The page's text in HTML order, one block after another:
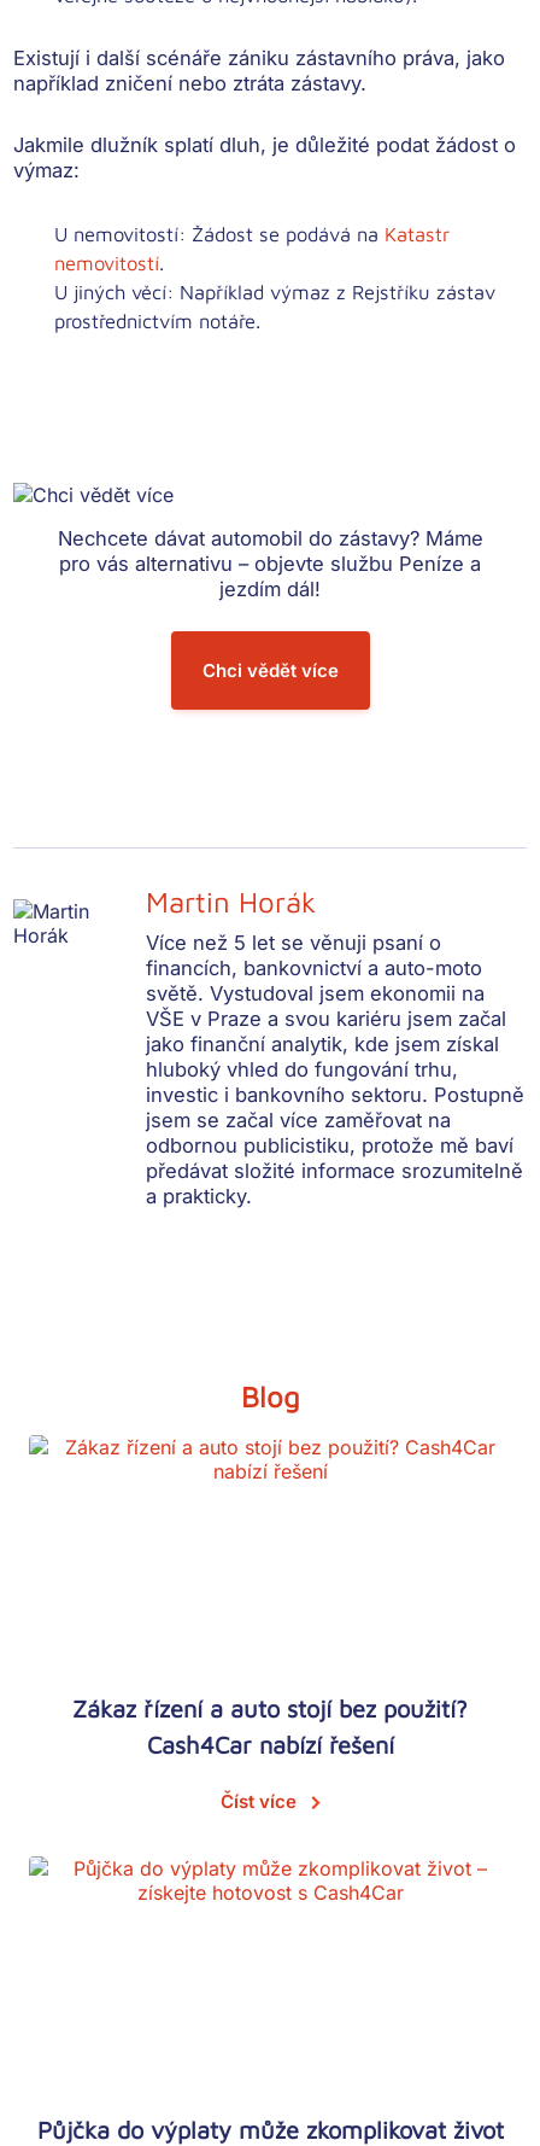
Existují i další scénáře zániku zástavního práva, jako
například zničení nebo ztráta zástavy.
Jakmile dlužník splatí dluh, je důležité podat žádost o
výmaz:
U nemovitostí: Žádost se podává na Katastr
nemovitostí.
U jiných věcí: Například výmaz z Rejstříku zástav
prostřednictvím notáře.
Nechcete dávat automobil do zástavy? Máme
pro vás alternativu – objevte službu Peníze a
jezdím dál!
Chci vědět více
Martin Horák
Více než 5 let se věnuji psaní o
financích, bankovnictví a auto-moto
světě. Vystudoval jsem ekonomii na
VŠE v Praze a svou kariéru jsem začal
jako finanční analytik, kde jsem získal
hluboký vhled do fungování trhu,
investic i bankovního sektoru. Postupně
jsem se začal více zaměřovat na
odbornou publicistiku, protože mě baví
předávat složité informace srozumitelně
a prakticky.
Blog
Zákaz řízení a auto stojí bez použití?
Cash4Car nabízí řešení
Číst více
Půjčka do výplaty může zkomplikovat život